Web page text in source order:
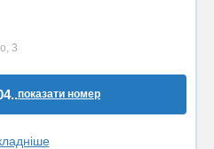
3
показати номер